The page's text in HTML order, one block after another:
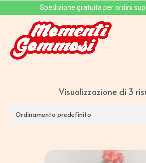
Spedizione gratuita per ordini
Visualizzazione di 3
Ordinamento predefinito